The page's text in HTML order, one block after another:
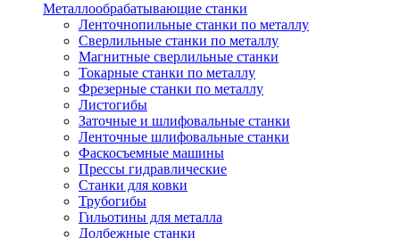
Металлообрабатывающие станки
Ленточнопильные станки по металлу
Сверлильные станки по металлу
Магнитные сверлильные станки
Токарные станки по металлу
Фрезерные станки по металлу
Листогибы
Заточные и шлифовальные станки
Ленточные шлифовальные станки
Фаскосъемные машины
Прессы гидравлические
Станки для ковки
Трубогибы
Гильотины для металла
Долбежные станки